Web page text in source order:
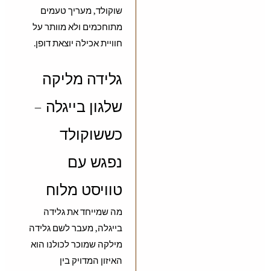
שוקולד, מעריך טעמים
מתוחכמים ולא מוותר על
חוויית אכילה יוצאת דופן.
גלידה מליקה
שלגון בייגלה –
כששוקולד
נפגש עם
טוויסט מלוח
מה שמייחד את גלידה
בייגלה, מעבר לשם גלידה
מילקה שמוכר לכולנו הוא
האיזון המדויק בין